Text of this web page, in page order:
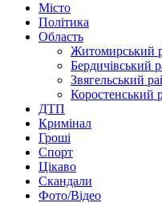
Місто
Політика
Область
Житомирський
Бердичівський
Звягельський
Коростенський
ДТП
Кримінал
Гроші
Спорт
Цікаво
Скандали
Фото/Відео